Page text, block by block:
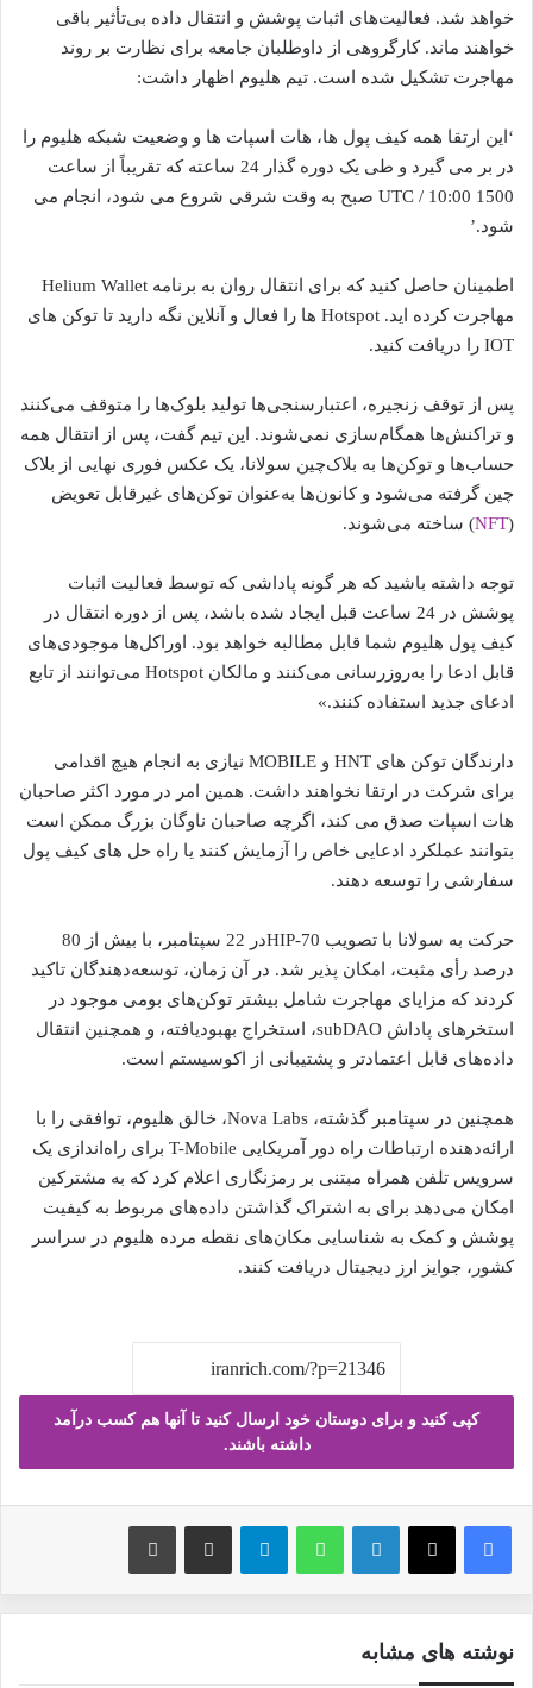
خواهد شد. فعالیت‌های اثبات پوشش و انتقال داده بی‌تأثیر باقی
خواهند ماند. کارگروهی از داوطلبان جامعه برای نظارت بر روند
مهاجرت تشکیل شده است. تیم هلیوم اظهار داشت:
‘این ارتقا همه کیف پول ها، هات اسپات ها و وضعیت شبکه هلیوم را
در بر می گیرد و طی یک دوره گذار 24 ساعته که تقریباً از ساعت
1500 UTC / 10:00 صبح به وقت شرقی شروع می شود، انجام می
شود.’
اطمینان حاصل کنید که برای انتقال روان به برنامه Helium Wallet
مهاجرت کرده اید. Hotspot ها را فعال و آنلاین نگه دارید تا توکن های
IOT را دریافت کنید.
پس از توقف زنجیره، اعتبارسنجی‌ها تولید بلوک‌ها را متوقف می‌کنند
و تراکنش‌ها همگام‌سازی نمی‌شوند. این تیم گفت، پس از انتقال همه
حساب‌ها و توکن‌ها به بلاک‌چین سولانا، یک عکس فوری نهایی از بلاک
چین گرفته می‌شود و کانون‌ها به‌عنوان توکن‌های غیرقابل تعویض
(
NFT) ساخته می‌شوند.
توجه داشته باشید که هر گونه پاداشی که توسط فعالیت اثبات
پوشش در 24 ساعت قبل ایجاد شده باشد، پس از دوره انتقال در
کیف پول هلیوم شما قابل مطالبه خواهد بود. اوراکل‌ها موجودی‌های
قابل ادعا را به‌روزرسانی می‌کنند و مالکان Hotspot می‌توانند از تابع
ادعای جدید استفاده کنند.»
دارندگان توکن های HNT و MOBILE نیازی به انجام هیچ اقدامی
برای شرکت در ارتقا نخواهند داشت. همین امر در مورد اکثر صاحبان
هات اسپات صدق می کند، اگرچه صاحبان ناوگان بزرگ ممکن است
بتوانند عملکرد ادعایی خاص را آزمایش کنند یا راه حل های کیف پول
سفارشی را توسعه دهند.
حرکت به سولانا با تصویب HIP-70در 22 سپتامبر، با بیش از 80
درصد رأی مثبت، امکان پذیر شد. در آن زمان، توسعه‌دهندگان تاکید
کردند که مزایای مهاجرت شامل بیشتر توکن‌های بومی موجود در
استخرهای پاداش subDAO، استخراج بهبودیافته، و همچنین انتقال
داده‌های قابل اعتمادتر و پشتیبانی از اکوسیستم است.
همچنین در سپتامبر گذشته، Nova Labs، خالق هلیوم، توافقی را با
ارائه‌دهنده ارتباطات راه دور آمریکایی T-Mobile برای راه‌اندازی یک
سرویس تلفن همراه مبتنی بر رمزنگاری اعلام کرد که به مشترکین
امکان می‌دهد برای به اشتراک گذاشتن داده‌های مربوط به کیفیت
پوشش و کمک به شناسایی مکان‌های نقطه مرده هلیوم در سراسر
کشور، جوایز ارز دیجیتال دریافت کنند.
کپی کنید و برای دوستان خود ارسال کنید تا آنها هم کسب درآمد
داشته باشند.
فیس بوک X لینکدین واتس آپ تلگرام ارسال ایمیل چاپ
نوشته های مشابه